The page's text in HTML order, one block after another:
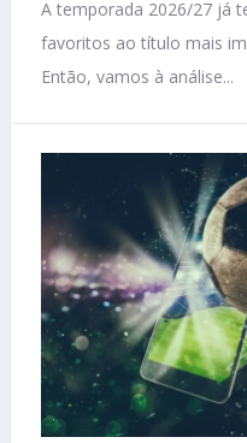
A temporada 2026/27 já
favoritos ao título mais
Então, vamos à análise...